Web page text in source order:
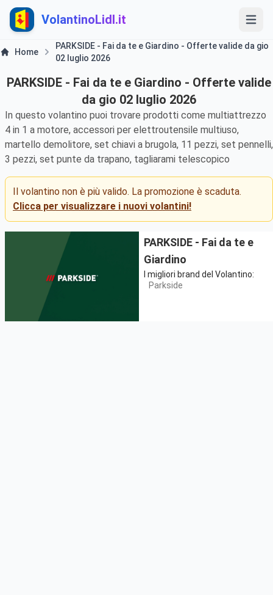
VolantinoLidl.it
Home
PARKSIDE - Fai da te e Giardino - Offerte valide da gio
02 luglio 2026
PARKSIDE - Fai da te e Giardino - Offerte valide
da gio 02 luglio 2026
In questo volantino puoi trovare prodotti come multiattrezzo
4 in 1 a motore, accessori per elettroutensile multiuso,
martello demolitore, set chiavi a brugola, 11 pezzi, set pennelli,
3 pezzi, set punte da trapano, tagliarami telescopico
Il volantino non è più valido. La promozione è scaduta.
Clicca per visualizzare i nuovi volantini!
PARKSIDE - Fai da te e
Giardino
I migliori brand del Volantino:
Parkside